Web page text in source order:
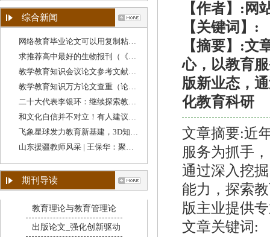
综合新闻
网络教育毕业论文可以用复制粘贴吗（学校教育
求推荐高中最好的生物报刊（《教育教学》期刊
教学教育知识会议论文参考文献格式（教育类论
教学教育知识万方论文查重（论文查重跟教学设
二十大代表李银环：继续探索教育教学方法，守
和文化自信并不对立！有人建议降低“英语教学
飞象星球发力教育新基建，3D知识图谱助力教学质
山东援疆教师风采 | 王保华：聚焦教学质量提升
期刊导读
教育理论与教育管理论
出版论文_强化创新驱动
【作者】:网
【关键词】:
【摘要】:文
心，以教育
版新业态，
化教育科研
文章摘要:近
服务为抓手
通过深入挖
能力，探索
版主业提供
文章关键词: